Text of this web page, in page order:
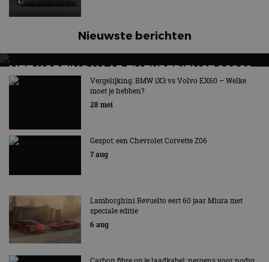
Nieuwste berichten
MET KORTING NAAR EV EXPERIENCE 2026?
AUTORAI REGELT HET!
EV Experience 2026 van 24 tot 26 september
Vergelijking: BMW iX3 vs Volvo EX60 – Welke
moet je hebben?
28 mei
Gespot: een Chevrolet Corvette Z06
7 aug
Lamborghini Revuelto eert 60 jaar Miura met
speciale editie
6 aug